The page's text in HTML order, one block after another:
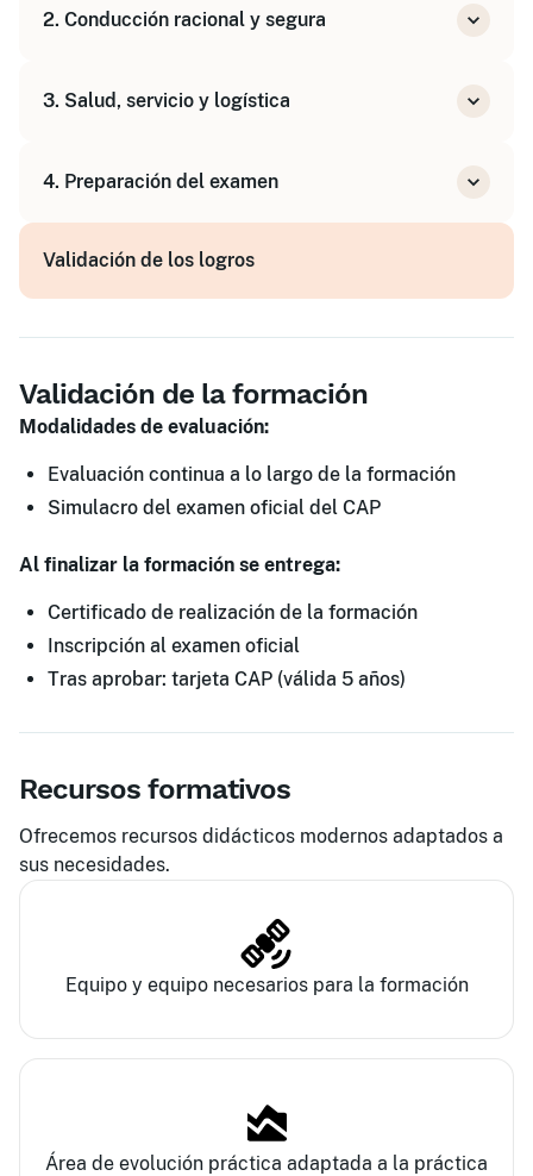
Tiempos de conducción y descanso, tacógrafo
2. Conducción racional y segura
Seguridad vial y prevención de accidentes
3. Salud, servicio y logística
conductor
humanos
4. Preparación del examen
Casos prácticos
Simulacro de examen
Validación de los logros
Validación de la formación
Modalidades de evaluación:
Evaluación continua a lo largo de la formación
Simulacro del examen oficial del CAP
Al finalizar la formación se entrega:
Certificado de realización de la formación
Inscripción al examen oficial
Tras aprobar: tarjeta CAP (válida 5 años)
Recursos formativos
Ofrecemos recursos didácticos modernos adaptados a
sus necesidades.
Equipo y equipo necesarios para la formación
Área de evolución práctica adaptada a la práctica